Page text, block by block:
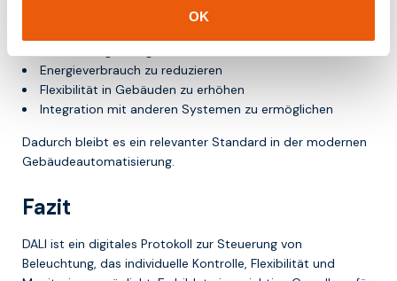
OK
Energieverbrauch zu reduzieren
Flexibilität in Gebäuden zu erhöhen
Integration mit anderen Systemen zu ermöglichen
Dadurch bleibt es ein relevanter Standard in der modernen
Gebäudeautomatisierung.
Fazit
DALI ist ein digitales Protokoll zur Steuerung von
Beleuchtung, das individuelle Kontrolle, Flexibilität und